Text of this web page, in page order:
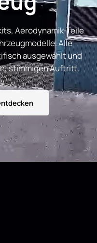
Aerodynamik-Teile
Alle
ausgewählt und
stimmigen Auftritt.